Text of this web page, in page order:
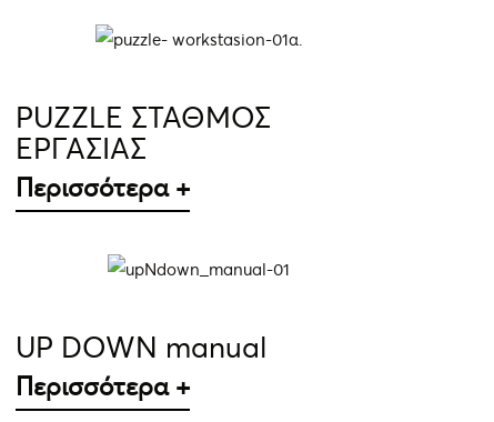
ΛΕΠΤΟΜΈΡΕΙΕΣ
PUZZLE ΣΤΑΘΜΟΣ
ΕΡΓΑΣΙΑΣ
Περισσότερα +
ΛΕΠΤΟΜΈΡΕΙΕΣ
UP DOWN manual
Περισσότερα +